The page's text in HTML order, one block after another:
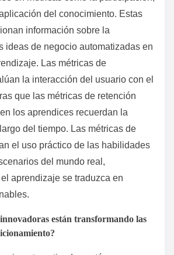
del conocimiento. Estas
información sobre la
ideas de negocio automatizadas en
Las métricas de
la interacción del usuario con el
que las métricas de retención
los aprendices recuerdan la
del tiempo. Las métricas de
el uso práctico de las habilidades
del mundo real,
aprendizaje se traduzca en
están transformando las